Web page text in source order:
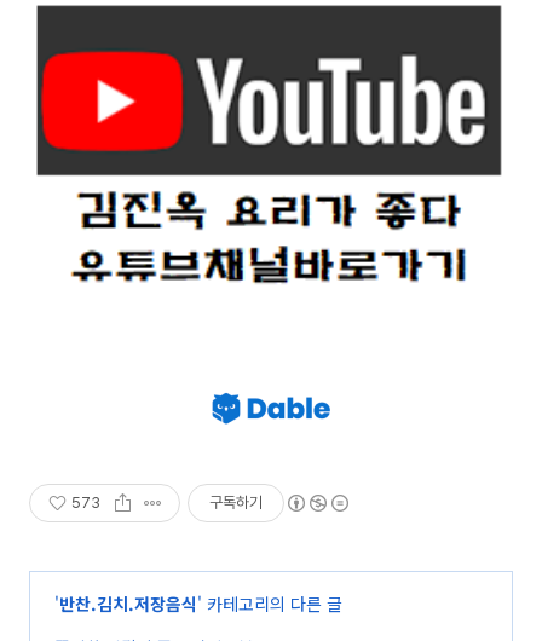
573 구독하기
'반찬.김치.저장음식' 카테고리의 다른 글